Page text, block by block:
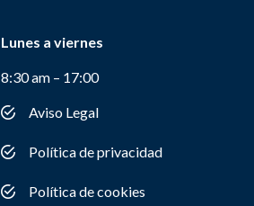
Lunes a viernes
8:30 am – 17:00
Aviso Legal
Política de privacidad
Política de cookies